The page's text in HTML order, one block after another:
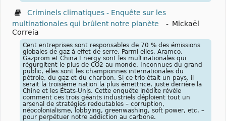
Criminels climatiques - Enquête sur les
multinationales qui brûlent notre planète
- Mickaël
Correia
Cent entreprises sont responsables de 70 % des émissions
globales de gaz à effet de serre. Parmi elles, Aramco,
Gazprom et China Energy sont les multinationales qui
régurgitent le plus de CO2 au monde. Inconnues du grand
public, elles sont les championnes internationales du
pétrole, du gaz et du charbon. Si ce trio était un pays, il
serait la troisième nation la plus émettrice, juste derrière la
Chine et les États-Unis. Cette enquête inédite révèle
comment ces trois géants industriels déploient tout un
arsenal de stratégies redoutables – corruption,
néocolonialisme, lobbying, greenwashing, soft power, etc. –
pour perpétuer notre addiction au carbone.